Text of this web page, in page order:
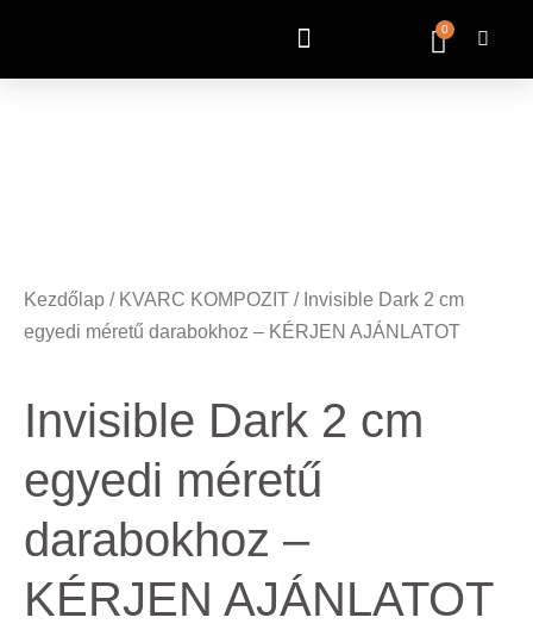
0
Kezdőlap / KVARC KOMPOZIT / Invisible Dark 2 cm
egyedi méretű darabokhoz – KÉRJEN AJÁNLATOT
Invisible Dark 2 cm
egyedi méretű
darabokhoz –
KÉRJEN AJÁNLATOT